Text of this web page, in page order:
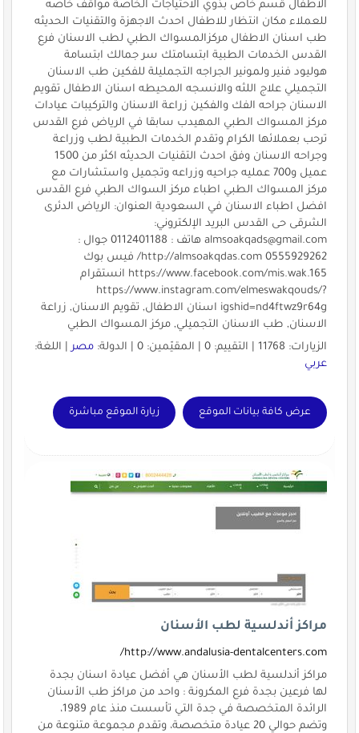
الاطفال قسم خاص بذوي الاحتياجات الخاصة مواقف خاصه
للعملاء مكان انتظار للاطفال احدث الاجهزة والتقنيات الحديثه
طب اسنان الاطفال مركزالمسواك الطبي لطب الاسنان فرع
القدس الخدمات الطبية ابتسامتك سر جمالك ابتسامة
هوليود فنير ولمونير الجراجه التجمليلة للفكين طب الاسنان
التجميلي علاج اللثه والانسجه المحيطه اسنان الاطفال تقويم
الاسنان جراحه الفك والفكين زراعة الاسنان والتركيبات عيادات
مركز المسواك الطبي المهيدب سابقا في الرياض فرع القدس
ترحب بعملائها الكرام وتقدم الخدمات الطبية لطب وزراعة
وجراحه الاسنان وفق احدث التقنيات الحديثه اكثر من 1500
عميل و700 عمليه جراحيه وزراعه وتجميل واستشارات مع
مركز المسواك الطبي اطباء مركز السواك الطبي فرع القدس
افضل اطباء الاسنان في السعودية العنوان: الرياض الدئرى
الشرقى حى القدس البريد الإلكتروني:
almsoakqads@gmail.com
هاتف : 0112401188 جوال :
0555929262 http://almsoakqdas.com/ فيس بوك
https://www.facebook.com/mis.wak.165 انستقرام
https://www.instagram.com/elmeswakqouds/?
igshid=nd4ftwz9r64g اسنان الاطفال, تقويم الاسنان, زراعة
الاسنان, طب الاسنان التجميلي, مركز المسواك الطبي
الزيارات: 11768 | التقييم: 0 | المقيّمين: 0 | الدولة:
مصر| اللغة:
عربي
عرض كافة بيانات الموقع زيارة الموقع مباشرة
مراكز أندلسية لطب الأسنان
http://www.andalusia-dentalcenters.com/
مراكز أندلسية لطب الأسنان هي أفضل عيادة اسنان بجدة
لها فرعين بجدة فرع المكرونة : واحد من مراكز طب الأسنان
الرائدة المتخصصة في جدة التي تأسست منذ عام 1989،
وتضم حوالي 20 عيادة متخصصة، وتقدم مجموعة متنوعة من